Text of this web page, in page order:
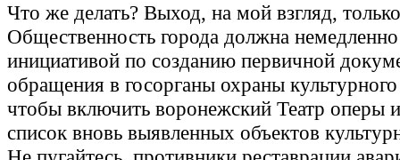
Что же делать? Выход, на мой взгляд,
Общественность города должна
инициативой по созданию первичной
обращения в госорганы охраны
чтобы включить воронежский Театр оперы
список вновь выявленных объектов